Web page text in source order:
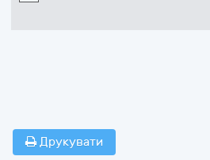
Друкувати